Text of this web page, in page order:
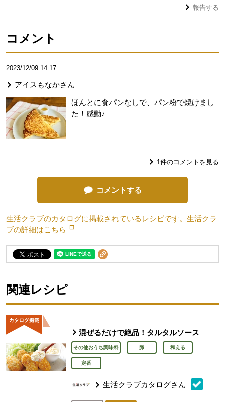
報告する
コメント
2023/12/09 14:17
アイスもなかさん
ほんとに食パンなしで、パン粉で焼けまし
た！感動♪
1件のコメントを見る
コメントする
生活クラブのカタログに掲載されているレシピです。生活クラ
ブの詳細はこちら 別のウィンドウで開きます。
関連レシピ
混ぜるだけで絶品！タルタルソース
その他おうち調味料 卵 和える
定番
生活クラブカタログさん